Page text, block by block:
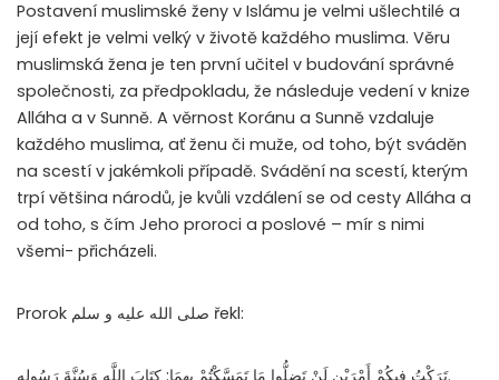
Postavení muslimské ženy v Islámu je velmi ušlechtilé a
její efekt je velmi velký v životě každého muslima. Věru
muslimská žena je ten první učitel v budování správné
společnosti, za předpokladu, že následuje vedení v knize
Alláha a v Sunně. A věrnost Koránu a Sunně vzdaluje
každého muslima, ať ženu či muže, od toho, být sváděn
na scestí v jakémkoli případě. Svádění na scestí, kterým
trpí většina národů, je kvůli vzdálení se od cesty Alláha a
od toho, s čím Jeho proroci a poslové – mír s nimi
všemi- přicházeli.
Prorok صلى الله عليه و سلم řekl:
تَرَكْتُ فِيكُمْ أَمْرَيْنِ لَنْ تَضِلُّوا مَا تَمَسَّكْتُمْ بِهِمَا: كِتَابَ اللَّهِ وَسُنَّةَ رَسُولِهِ.